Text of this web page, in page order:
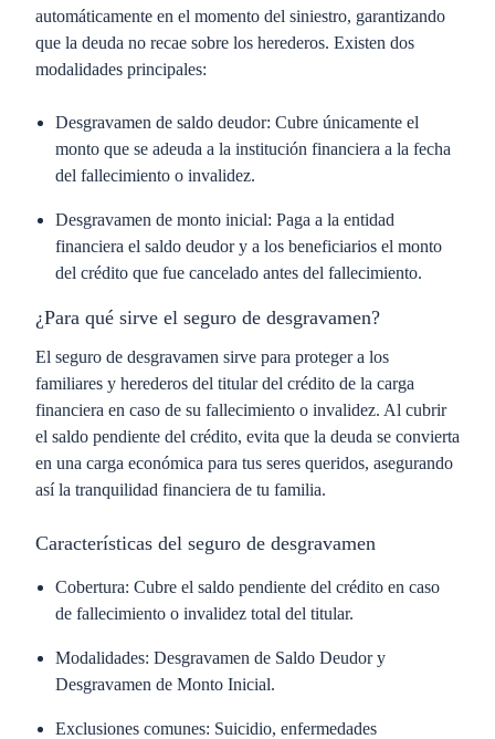
automáticamente en el momento del siniestro, garantizando
que la deuda no recae sobre los herederos. Existen dos
modalidades principales:
Desgravamen de saldo deudor: Cubre únicamente el
monto que se adeuda a la institución financiera a la fecha
del fallecimiento o invalidez.
Desgravamen de monto inicial: Paga a la entidad
financiera el saldo deudor y a los beneficiarios el monto
del crédito que fue cancelado antes del fallecimiento.
¿Para qué sirve el seguro de desgravamen?
El seguro de desgravamen sirve para proteger a los
familiares y herederos del titular del crédito de la carga
financiera en caso de su fallecimiento o invalidez. Al cubrir
el saldo pendiente del crédito, evita que la deuda se convierta
en una carga económica para tus seres queridos, asegurando
así la tranquilidad financiera de tu familia.
Características del seguro de desgravamen
Cobertura: Cubre el saldo pendiente del crédito en caso
de fallecimiento o invalidez total del titular.
Modalidades: Desgravamen de Saldo Deudor y
Desgravamen de Monto Inicial.
Exclusiones comunes: Suicidio, enfermedades